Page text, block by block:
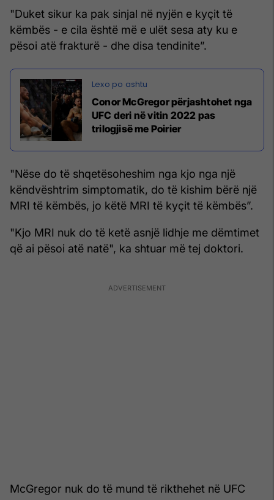
"Duket sikur ka pak sinjal në nyjën e kyçit të
këmbës - e cila është më e ulët sesa aty ku e
pësoi atë frakturë - dhe disa tendinite”.
Conor McGregor përjashtohet nga
UFC deri në vitin 2022 pas
trilogjisë me Poirier
"Nëse do të shqetësoheshim nga kjo nga një
këndvështrim simptomatik, do të kishim bërë një
MRI të këmbës, jo këtë MRI të kyçit të këmbës”.
"Kjo MRI nuk do të ketë asnjë lidhje me dëmtimet
që ai pësoi atë natë", ka shtuar më tej doktori.
McGregor nuk do të mund të rikthehet në UFC